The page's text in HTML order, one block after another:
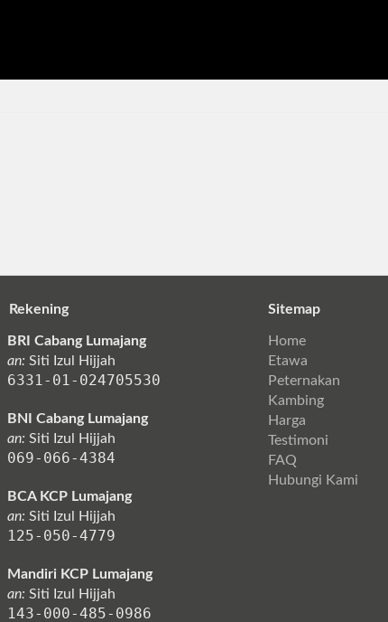
Rekening
BRI Cabang Lumajang
an: Siti Izul Hijjah
6331-01-024705530
BNI Cabang Lumajang
an: Siti Izul Hijjah
069-066-4384
BCA KCP Lumajang
an: Siti Izul Hijjah
125-050-4779
Mandiri KCP Lumajang
an: Siti Izul Hijjah
143-000-485-0986
Sitemap
Home
Etawa
Peternakan
Kambing
Harga
Testimoni
FAQ
Hubungi Kami